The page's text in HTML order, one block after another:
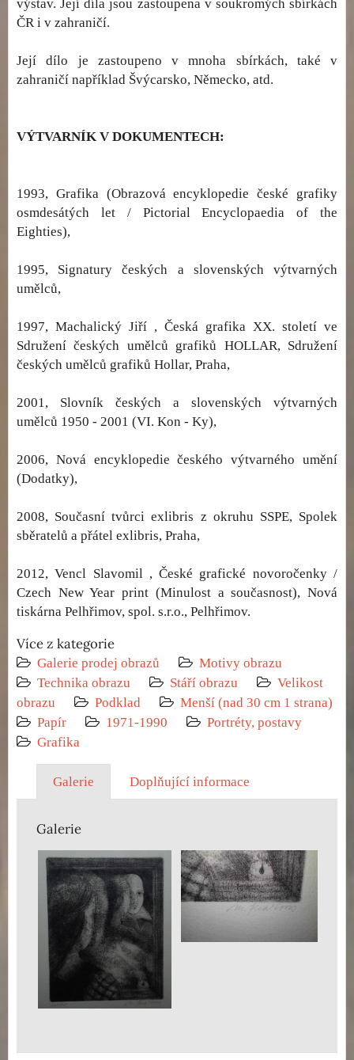
výstav. Její díla jsou zastoupena v soukromých sbírkách
ČR i v zahraničí.
Její dílo je zastoupeno v mnoha sbírkách, také v
zahraničí například Švýcarsko, Německo, atd.
VÝTVARNÍK V DOKUMENTECH:
1993, Grafika (Obrazová encyklopedie české grafiky
osmdesátých let / Pictorial Encyclopaedia of the
Eighties),
1995, Signatury českých a slovenských výtvarných
umělců,
1997, Machalický Jiří , Česká grafika XX. století ve
Sdružení českých umělců grafiků HOLLAR, Sdružení
českých umělců grafiků Hollar, Praha,
2001, Slovník českých a slovenských výtvarných
umělců 1950 - 2001 (VI. Kon - Ky),
2006, Nová encyklopedie českého výtvarného umění
(Dodatky),
2008, Současní tvůrci exlibris z okruhu SSPE, Spolek
sběratelů a přátel exlibris, Praha,
2012, Vencl Slavomil , České grafické novoročenky /
Czech New Year print (Minulost a současnost), Nová
tiskárna Pelhřimov, spol. s.r.o., Pelhřimov.
Více z kategorie
Galerie prodej obrazů
Motivy obrazu
Technika obrazu
Stáří obrazu
Velikost
obrazu
Podklad
Menší (nad 30 cm 1 strana)
Papír
1971-1990
Portréty, postavy
Grafika
Galerie Doplňující informace
Galerie